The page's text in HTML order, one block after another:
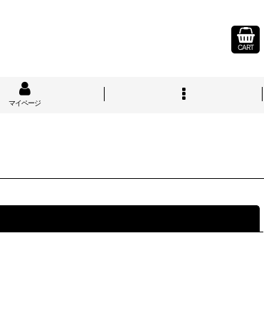
CART
マイページ